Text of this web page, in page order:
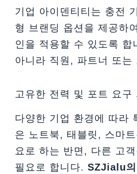
기업 아이덴티티는 충전
형 브랜딩 옵션을 제공하
인을 적용할 수 있도록
아니라 직원, 파트너 또는
고유한 전력 및 포트 요구
다양한 기업 환경에 따라
은 노트북, 태블릿, 스마
요로 하는 반면, 다른 고
필요로 합니다. SZJialu